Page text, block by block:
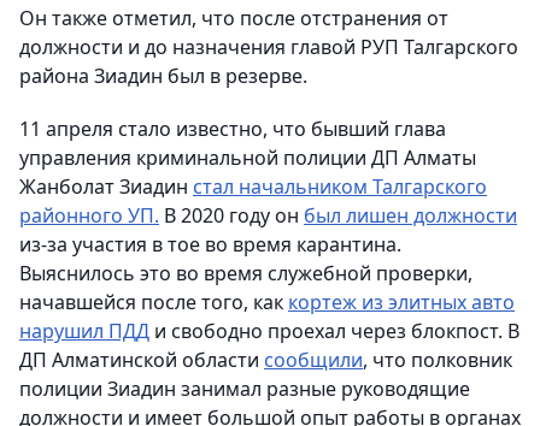
Он также отметил, что после отстранения от
должности и до назначения главой РУП Талгарского
района Зиадин был в резерве.
11 апреля стало известно, что бывший глава
управления криминальной полиции ДП Алматы
Жанболат Зиадин стал начальником Талгарского
районного УП. В 2020 году он был лишен должности
из-за участия в тое во время карантина.
Выяснилось это во время служебной проверки,
начавшейся после того, как кортеж из элитных авто
нарушил ПДД и свободно проехал через блокпост. В
ДП Алматинской области сообщили, что полковник
полиции Зиадин занимал разные руководящие
должности и имеет большой опыт работы в органах